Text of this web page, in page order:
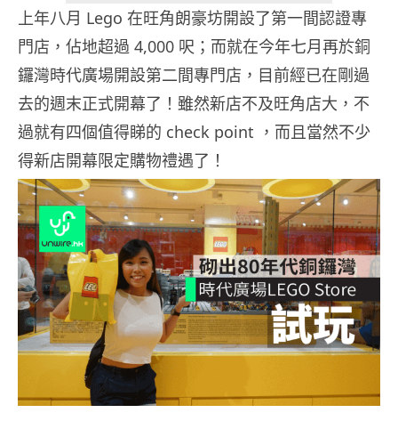
上年八月 Lego 在旺角朗豪坊開設了第一間認證專
門店，佔地超過 4,000 呎；而就在今年七月再於銅
鑼灣時代廣場開設第二間專門店，目前經已在剛過
去的週末正式開幕了！雖然新店不及旺角店大，不
過就有四個值得睇的 check point ，而且當然不少
得新店開幕限定購物禮遇了！